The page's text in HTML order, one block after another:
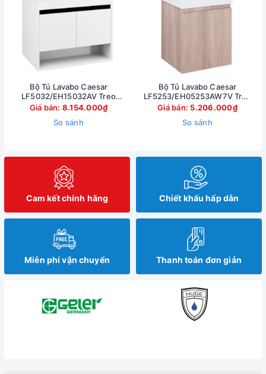
Bộ Tủ Lavabo Caesar
LF5032/EH15032AV Treo
Tường 750x500mm
Giá bán: 8.154.000₫
So sánh
Bộ Tủ Lavabo Caesar
LF5253/EH05253AW7V Treo
Tường 500x450mm
Giá bán: 5.206.000₫
So sánh
Cam kết chính hãng Chiết khấu hấp dẫn
Miễn phí vận chuyển Thanh toán đơn giản